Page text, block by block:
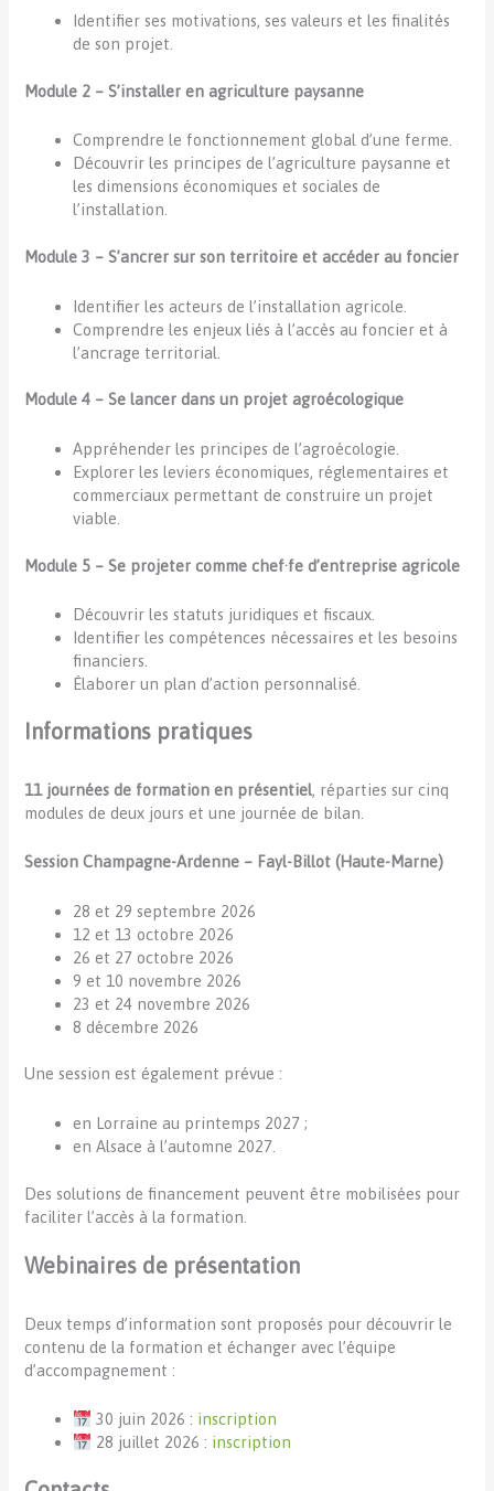
Identifier ses motivations, ses valeurs et les finalités
de son projet.
Module 2 – S’installer en agriculture paysanne
Comprendre le fonctionnement global d’une ferme.
Découvrir les principes de l’agriculture paysanne et
les dimensions économiques et sociales de
l’installation.
Module 3 – S’ancrer sur son territoire et accéder au foncier
Identifier les acteurs de l’installation agricole.
Comprendre les enjeux liés à l’accès au foncier et à
l’ancrage territorial.
Module 4 – Se lancer dans un projet agroécologique
Appréhender les principes de l’agroécologie.
Explorer les leviers économiques, réglementaires et
commerciaux permettant de construire un projet
viable.
Module 5 – Se projeter comme chef·fe d’entreprise agricole
Découvrir les statuts juridiques et fiscaux.
Identifier les compétences nécessaires et les besoins
financiers.
Élaborer un plan d’action personnalisé.
Informations pratiques
11 journées de formation en présentiel, réparties sur cinq
modules de deux jours et une journée de bilan.
Session Champagne-Ardenne – Fayl-Billot (Haute-Marne)
28 et 29 septembre 2026
12 et 13 octobre 2026
26 et 27 octobre 2026
9 et 10 novembre 2026
23 et 24 novembre 2026
8 décembre 2026
Une session est également prévue :
en Lorraine au printemps 2027 ;
en Alsace à l’automne 2027.
Des solutions de financement peuvent être mobilisées pour
faciliter l’accès à la formation.
Webinaires de présentation
Deux temps d’information sont proposés pour découvrir le
contenu de la formation et échanger avec l’équipe
d’accompagnement :
30 juin 2026 : inscription
28 juillet 2026 : inscription